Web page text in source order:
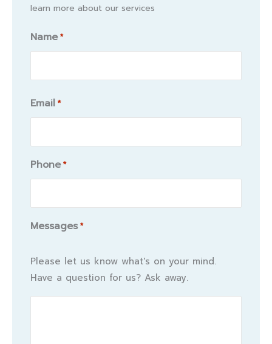
learn more about our services
Name *
Name
Email *
Phone *
Messages *
Please let us know what's on your mind.
Have a question for us? Ask away.